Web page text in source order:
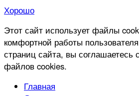
Хорошо
Этот сайт использует файлы
комфортной работы
страниц сайта, вы соглашаетесь
файлов cookies.
Главная